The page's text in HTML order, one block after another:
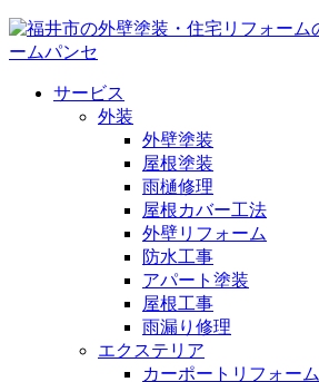
サービス
外装
外壁塗装
屋根塗装
雨樋修理
屋根カバー工法
外壁リフォーム
防水工事
アパート塗装
屋根工事
雨漏り修理
エクステリア
カーポートリフォーム